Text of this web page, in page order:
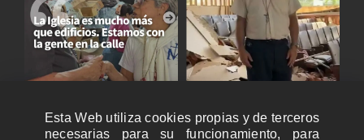
Esta Web utiliza cookies propias y de terceros
necesarias para su funcionamiento, para